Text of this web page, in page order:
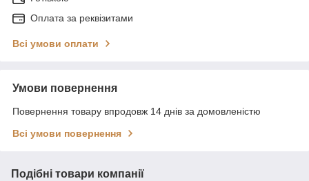
Оплата за реквізитами
Всі умови оплати
Умови повернення
Повернення товару впродовж 14 днів за домовленістю
Всі умови повернення
Подібні товари компанії